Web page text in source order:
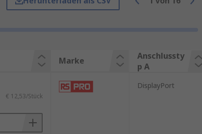
Marke
Anschlussty
p A
€ 12,53/Stück
DisplayPort